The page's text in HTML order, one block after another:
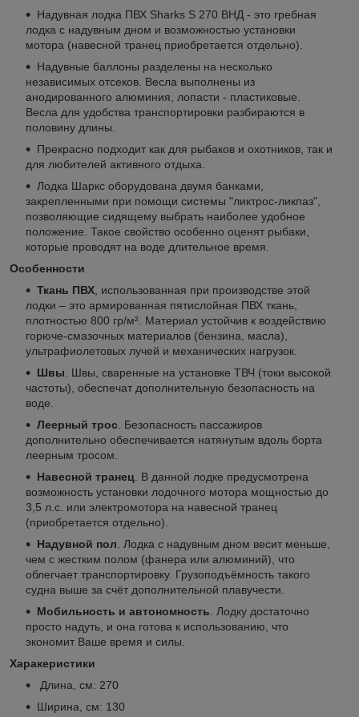
Надувная лодка ПВХ Sharks S 270 ВНД - это гребная
лодка с надувным дном и возможностью установки
мотора (навесной транец приобретается отдельно).
Надувные баллоны разделены на несколько
независимых отсеков. Весла выполнены из
анодированного алюминия, лопасти - пластиковые.
Весла для удобства транспортировки разбираются в
половину длины.
Прекрасно подходит как для рыбаков и охотников, так и
для любителей активного отдыха.
Лодка Шаркс оборудована двумя банками,
закрепленными при помощи системы "ликтрос-ликпаз",
позволяющие сидящему выбрать наиболее удобное
положение. Такое свойство особенно оценят рыбаки,
которые проводят на воде длительное время.
Особенности
Ткань ПВХ , использованная при производстве этой
лодки – это армированная пятислойная ПВХ ткань,
плотностью 800 гр/м². Материал устойчив к воздействию
горюче-смазочных материалов (бензина, масла),
ультрафиолетовых лучей и механических нагрузок.
Швы . Швы, сваренные на установке ТВЧ (токи высокой
частоты), обеспечат дополнительную безопасность на
воде.
Леерный трос . Безопасность пассажиров
дополнительно обеспечивается натянутым вдоль борта
леерным тросом.
Навесной транец . В данной лодке предусмотрена
возможность установки лодочного мотора мощностью до
3,5 л.с. или электромотора на навесной транец
(приобретается отдельно).
Надувной пол . Лодка с надувным дном весит меньше,
чем c жестким полом (фанера или алюминий), что
облегчает транспортировку. Грузоподъёмность такого
судна выше за счёт дополнительной плавучести.
Мобильность и автономность . Лодку достаточно
просто надуть, и она готова к использованию, что
экономит Ваше время и силы.
Харакеристики
Длина, см: 270
Ширина, см: 130